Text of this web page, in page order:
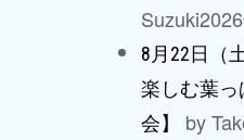
Suzuki
8月22日（
楽しむ葉っ
会】
by